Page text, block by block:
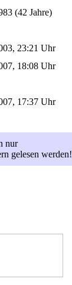
(42 Jahre)
23:21 Uhr
18:08 Uhr
17:37 Uhr
nur
gelesen werden!